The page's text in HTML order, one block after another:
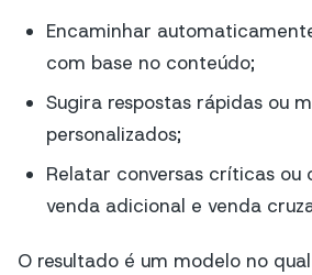
Encaminhar
com base no conteúdo;
Sugira respostas rápidas ou
personalizados;
Relatar conversas críticas ou
venda adicional e venda
O resultado é um modelo no